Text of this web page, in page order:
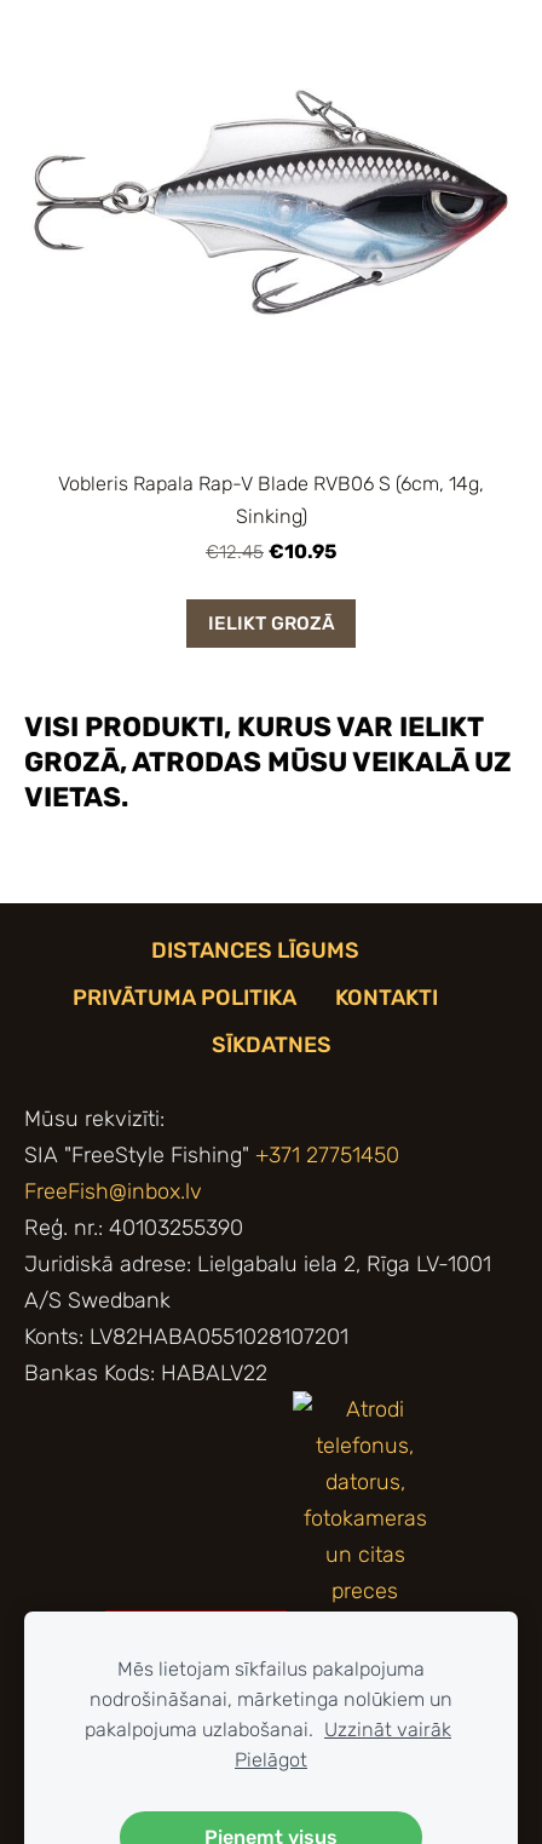
VISI PRODUKTI, KURUS VAR IELIKT
GROZĀ, ATRODAS MŪSU VEIKALĀ UZ
VIETAS.
Vobleris Rapala Rap-V Blade RVB06 S (6cm, 14g,
Sinking)
€12.45 €10.95
IELIKT GROZĀ
DISTANCES LĪGUMS
PRIVĀTUMA POLITIKA
KONTAKTI
SĪKDATNES
Mūsu rekvizīti:
SIA "FreeStyle Fishing" +371 27751450
FreeFish@inbox.lv
Reģ. nr.: 40103255390
Juridiskā adrese: Lielgabalu iela 2, Rīga LV-1001
A/S Swedbank
Konts: LV82HABA0551028107201
Bankas Kods: HABALV22
Mēs lietojam sīkfailus pakalpojuma
nodrošināšanai, mārketinga nolūkiem un
pakalpojuma uzlabošanai. Uzzināt vairāk
Pielāgot
Pieņemt visus